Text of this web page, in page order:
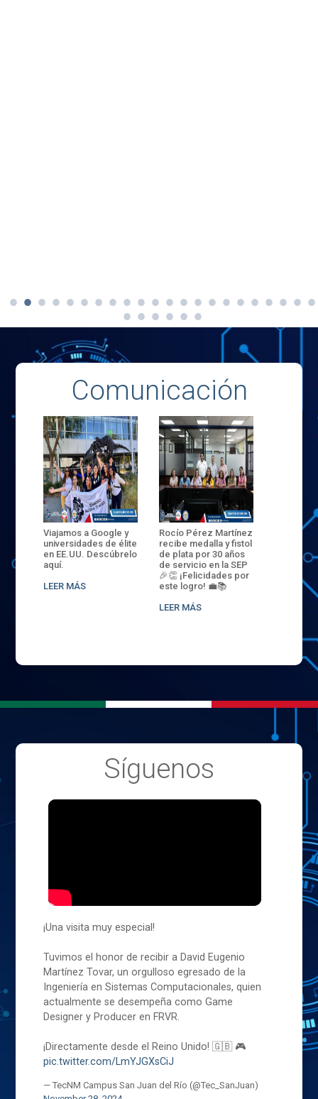
Comunicación
Viajamos a Google y
universidades de élite
en EE.UU. Descúbrelo
aquí.
LEER MÁS
Rocío Pérez Martínez
recibe medalla y fistol
de plata por 30 años
de servicio en la SEP
🎉👏 ¡Felicidades por
este logro! 💼📚
LEER MÁS
ENECB-
del
batalla.
32
sede
Síguenos
¡Una visita muy especial!
Tuvimos el honor de recibir a David Eugenio
Martínez Tovar, un orgulloso egresado de la
Ingeniería en Sistemas Computacionales, quien
actualmente se desempeña como Game
Designer y Producer en FRVR.
¡Directamente desde el Reino Unido! 🇬🇧 🎮
pic.twitter.com/LmYJGXsCiJ
— TecNM Campus San Juan del Río (@Tec_SanJuan)